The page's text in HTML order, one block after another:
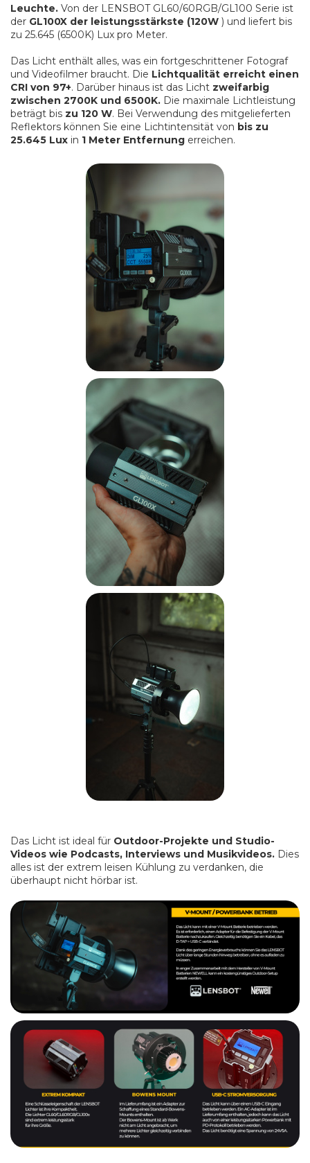
Leuchte. Von der LENSBOT GL60/60RGB/GL100 Serie ist
der GL100X der leistungsstärkste (120W ) und liefert bis
zu 25.645 (6500K) Lux pro Meter.
Das Licht enthält alles, was ein fortgeschrittener Fotograf
und Videofilmer braucht. Die Lichtqualität erreicht einen
CRI von 97+. Darüber hinaus ist das Licht zweifarbig
zwischen 2700K und 6500K. Die maximale Lichtleistung
beträgt bis zu 120 W. Bei Verwendung des mitgelieferten
Reflektors können Sie eine Lichtintensität von bis zu
25.645 Lux in 1 Meter Entfernung erreichen.
Das Licht ist ideal für Outdoor-Projekte und Studio-
Videos wie Podcasts, Interviews und Musikvideos. Dies
alles ist der extrem leisen Kühlung zu verdanken, die
überhaupt nicht hörbar ist.